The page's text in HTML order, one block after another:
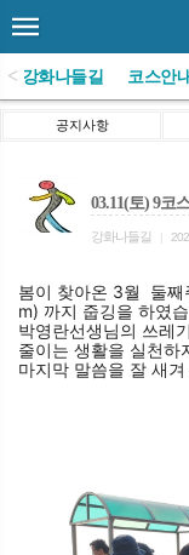
<)강화나들길 코스안내
공지사항
03.11(토) 9코
강화나들길
봄이 찾아온 3월  둘
m) 까지 줍깅을 하였
박영란선생님의 쓰레
줄이는 생활을 실천하
마지막 말씀을 잘 새